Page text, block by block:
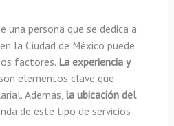
una persona que se dedica a
la Ciudad de México puede
factores. La experiencia y
elementos clave que
Además, la ubicación del
de este tipo de servicios